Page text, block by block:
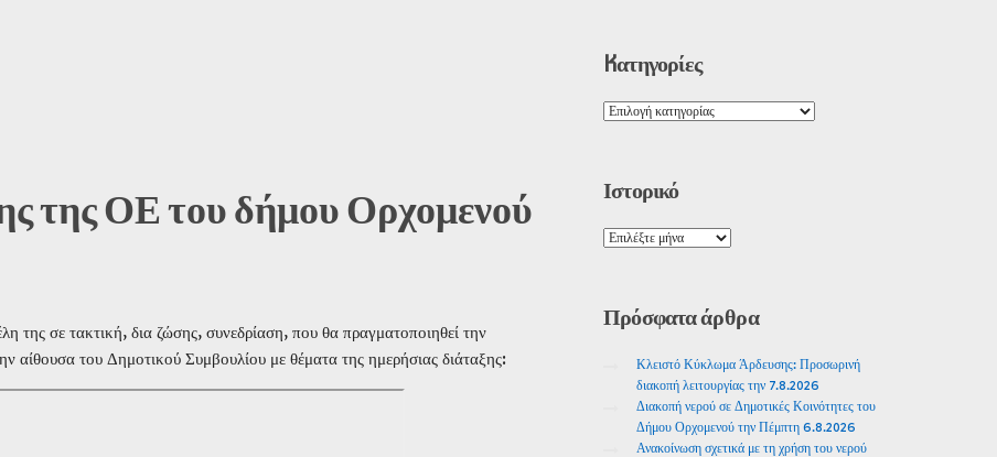
της ΟΕ του δήμου Ορχομενού
της σε τακτική, δια ζώσης, συνεδρίαση, που θα πραγματοποιηθεί την
αίθουσα του Δημοτικού Συμβουλίου με θέματα της ημερήσιας διάταξης:
Kατηγορίες
Ιστορικό
Πρόσφαταάρθρα
Κλειστό Κύκλωμα Άρδευσης: Προσωρινή
διακοπή λειτουργίας την 7.8.2026
Διακοπή νερού σε Δημοτικές Κοινότητες του
Δήμου Ορχομενού την Πέμπτη 6.8.2026
Ανακοίνωση σχετικά με τη χρήση του νερού